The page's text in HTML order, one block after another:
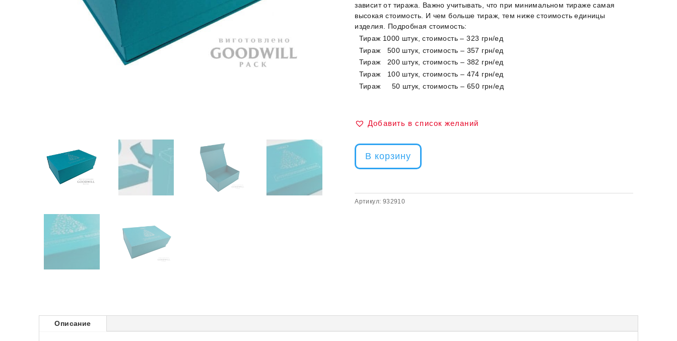
зависит от тиража. Важно учитывать, что при минимальном тираже самая
высокая стоимость. И чем больше тираж, тем ниже стоимость единицы
изделия. Подробная стоимость:
Тираж 1000 штук, стоимость – 323 грн/ед
Тираж 500 штук, стоимость – 357 грн/ед
Тираж 200 штук, стоимость – 382 грн/ед
Тираж 100 штук, стоимость – 474 грн/ед
Тираж 50 штук, стоимость – 650 грн/ед
Добавить в список желаний
В корзину
Артикул: 932910
Описание